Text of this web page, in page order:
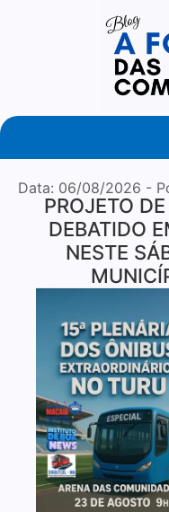
Created
Data: 06/08/2026 -
PROJETO
DEBATIDO
NESTE